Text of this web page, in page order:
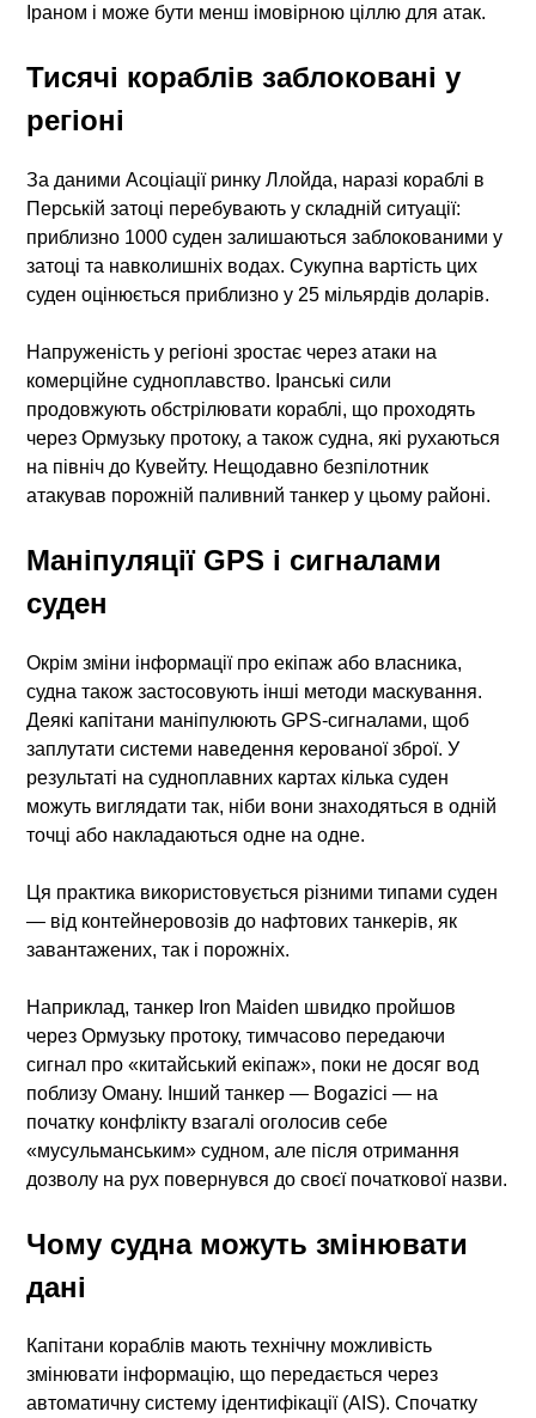
Іраном і може бути менш імовірною ціллю для атак.
Тисячі кораблів заблоковані у
регіоні
За даними Асоціації ринку Ллойда, наразі кораблі в
Перській затоці перебувають у складній ситуації:
приблизно 1000 суден залишаються заблокованими у
затоці та навколишніх водах. Сукупна вартість цих
суден оцінюється приблизно у 25 мільярдів доларів.
Напруженість у регіоні зростає через атаки на
комерційне судноплавство. Іранські сили
продовжують обстрілювати кораблі, що проходять
через Ормузьку протоку, а також судна, які рухаються
на північ до Кувейту. Нещодавно безпілотник
атакував порожній паливний танкер у цьому районі.
Маніпуляції GPS і сигналами
суден
Окрім зміни інформації про екіпаж або власника,
суднатакож застосовують інші методи маскування.
Деякі капітани маніпулюють GPS-сигналами, щоб
заплутати системи наведення керованої зброї. У
результаті на судноплавних картах кілька суден
можуть виглядати так, ніби вони знаходяться в одній
точці або накладаються одне на одне.
Ця практика використовується різними типами суден
— від контейнеровозів до нафтових танкерів, як
завантажених, так і порожніх.
Наприклад, танкер Iron Maiden швидко пройшов
через Ормузьку протоку, тимчасово передаючи
сигнал про «китайський екіпаж», поки не досяг вод
поблизу Оману. Інший танкер — Bogazici — на
початку конфлікту взагалі оголосив себе
«мусульманським» судном, але після отримання
дозволу на рух повернувся до своєї початкової назви.
Чому судна можуть змінювати
дані
Капітани кораблів мають технічну можливість
змінювати інформацію, що передається через
автоматичну систему ідентифікації (AIS). Спочатку